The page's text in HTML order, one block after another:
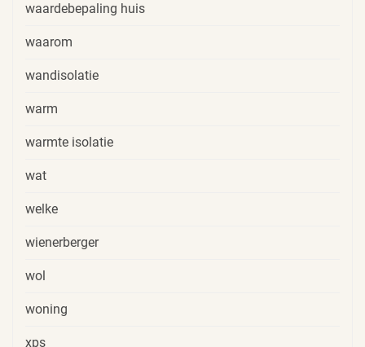
waardebepaling huis
waarom
wandisolatie
warm
warmte isolatie
wat
welke
wienerberger
wol
woning
xps